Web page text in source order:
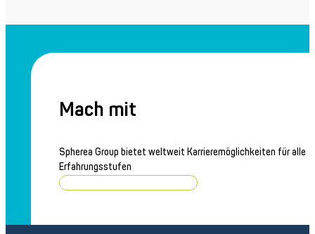
Mach mit
Spherea Group bietet weltweit Karrieremöglichkeiten für alle
Erfahrungsstufen
Stellenangebote durchsuchen